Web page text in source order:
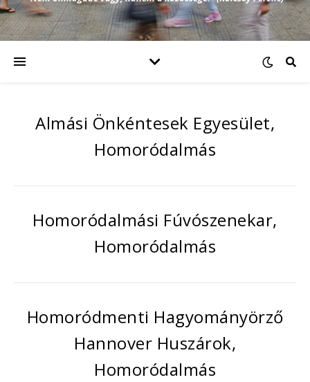
Almási Önkéntesek Egyesület,
Homoródalmás
Homoródalmási Fúvószenekar,
Homoródalmás
Homoródmenti Hagyományörző
Hannover Huszárok,
Homoródalmás